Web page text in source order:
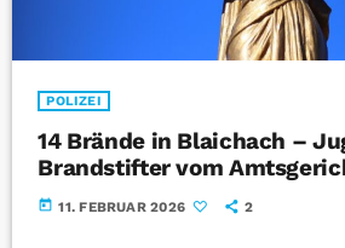
POLIZEI
14 Brände in Blaichach –
Brandstifter vom
today 11. FEBRUAR 2026 2